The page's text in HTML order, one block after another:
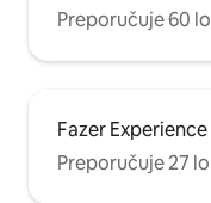
Preporučuje 60
Fazer
Preporučuje 27